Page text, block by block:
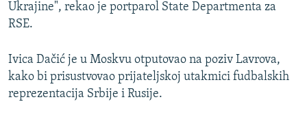
Ukrajine", rekao je portparol State Departmenta za
RSE.
Ivica Dačić je u Moskvu otputovao na poziv Lavrova,
kako bi prisustvovao prijateljskoj utakmici fudbalskih
reprezentacija Srbije i Rusije.